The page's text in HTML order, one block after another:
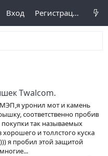
Вход Регистрация
Twalcom.
уронил мот и камень
соответственно пробив
так называемых
и толлстого куска
я пробил этой защитой